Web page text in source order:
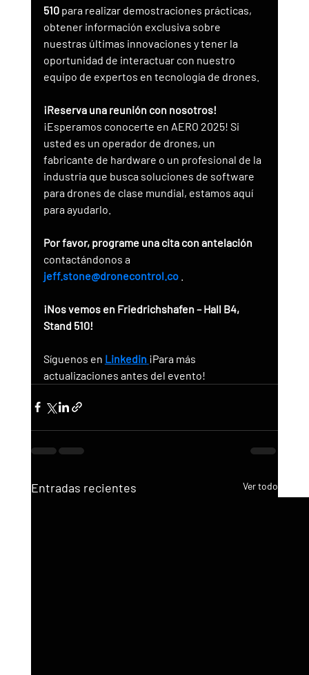
510 para realizar demostraciones prácticas,
obtener información exclusiva sobre
nuestras últimas innovaciones y tener la
oportunidad de interactuar con nuestro
equipo de expertos en tecnología de drones.
¡Reserva una reunión con nosotros!
¡Esperamos conocerte en AERO 2025! Si
usted es un operador de drones, un
fabricante de hardware o un profesional de la
industria que busca soluciones de software
para drones de clase mundial, estamos aquí
para ayudarlo.
Por favor, programe una cita con antelación
contactándonos a
jeff.stone@dronecontrol.co .
¡Nos vemos en Friedrichshafen – Hall B4,
Stand 510!
Síguenos en Linkedin ¡Para más
actualizaciones antes del evento!
Entradas recientes Ver todo